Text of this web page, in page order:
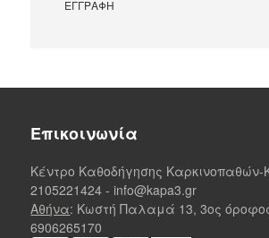
Επικοινωνία
Κέντρο Καθοδήγησης
2105221424 - info@kapa3.gr
Αθήνα: Κωστή Παλαμά 13, 3ος
6906265170